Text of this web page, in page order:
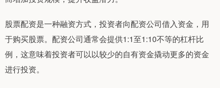
股票配资是一种融资方式，投资者向配资公司借入资金，用
于购买股票。配资公司通常会提供1:1至1:10不等的杠杆比
例，这意味着投资者可以以较少的自有资金撬动更多的资金
进行投资。